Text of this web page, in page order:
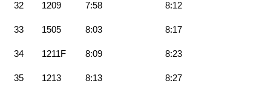
32 1209 7:58 8:12
33 1505 8:03 8:17
34 1211F 8:09 8:23
35 1213 8:13 8:27